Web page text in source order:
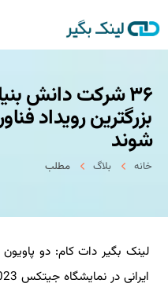
خانه
بکلینک
رپورتاژآگهی
خدمات ما
درباره ما
۳۶ شرکت دانش
بزرگترین رویداد
شوند
خانه بلاگ مطلب
لینک بگیر دات کام: دو